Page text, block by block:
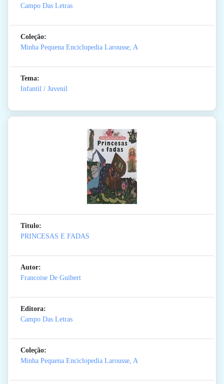
Campo Das Letras
Coleção:
Minha Pequena Enciclopedia Larousse, A
Tema:
Infantil / Juvenil
Titulo:
PRINCESAS E FADAS
Autor:
Francoise De Guibert
Editora:
Campo Das Letras
Coleção:
Minha Pequena Enciclopedia Larousse, A